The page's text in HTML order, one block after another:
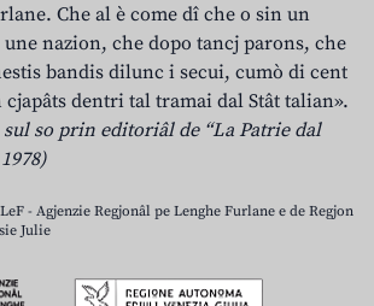
Che al è come dî che o sin un
nazion, che dopo tancj parons, che
bandis dilunc i secui, cumò di cent
dentri tal tramai dal Stât talian».
so prin editoriâl de “La Patrie dal
- Agjenzie Regjonâl pe Lenghe Furlane e de Regjon
Julie